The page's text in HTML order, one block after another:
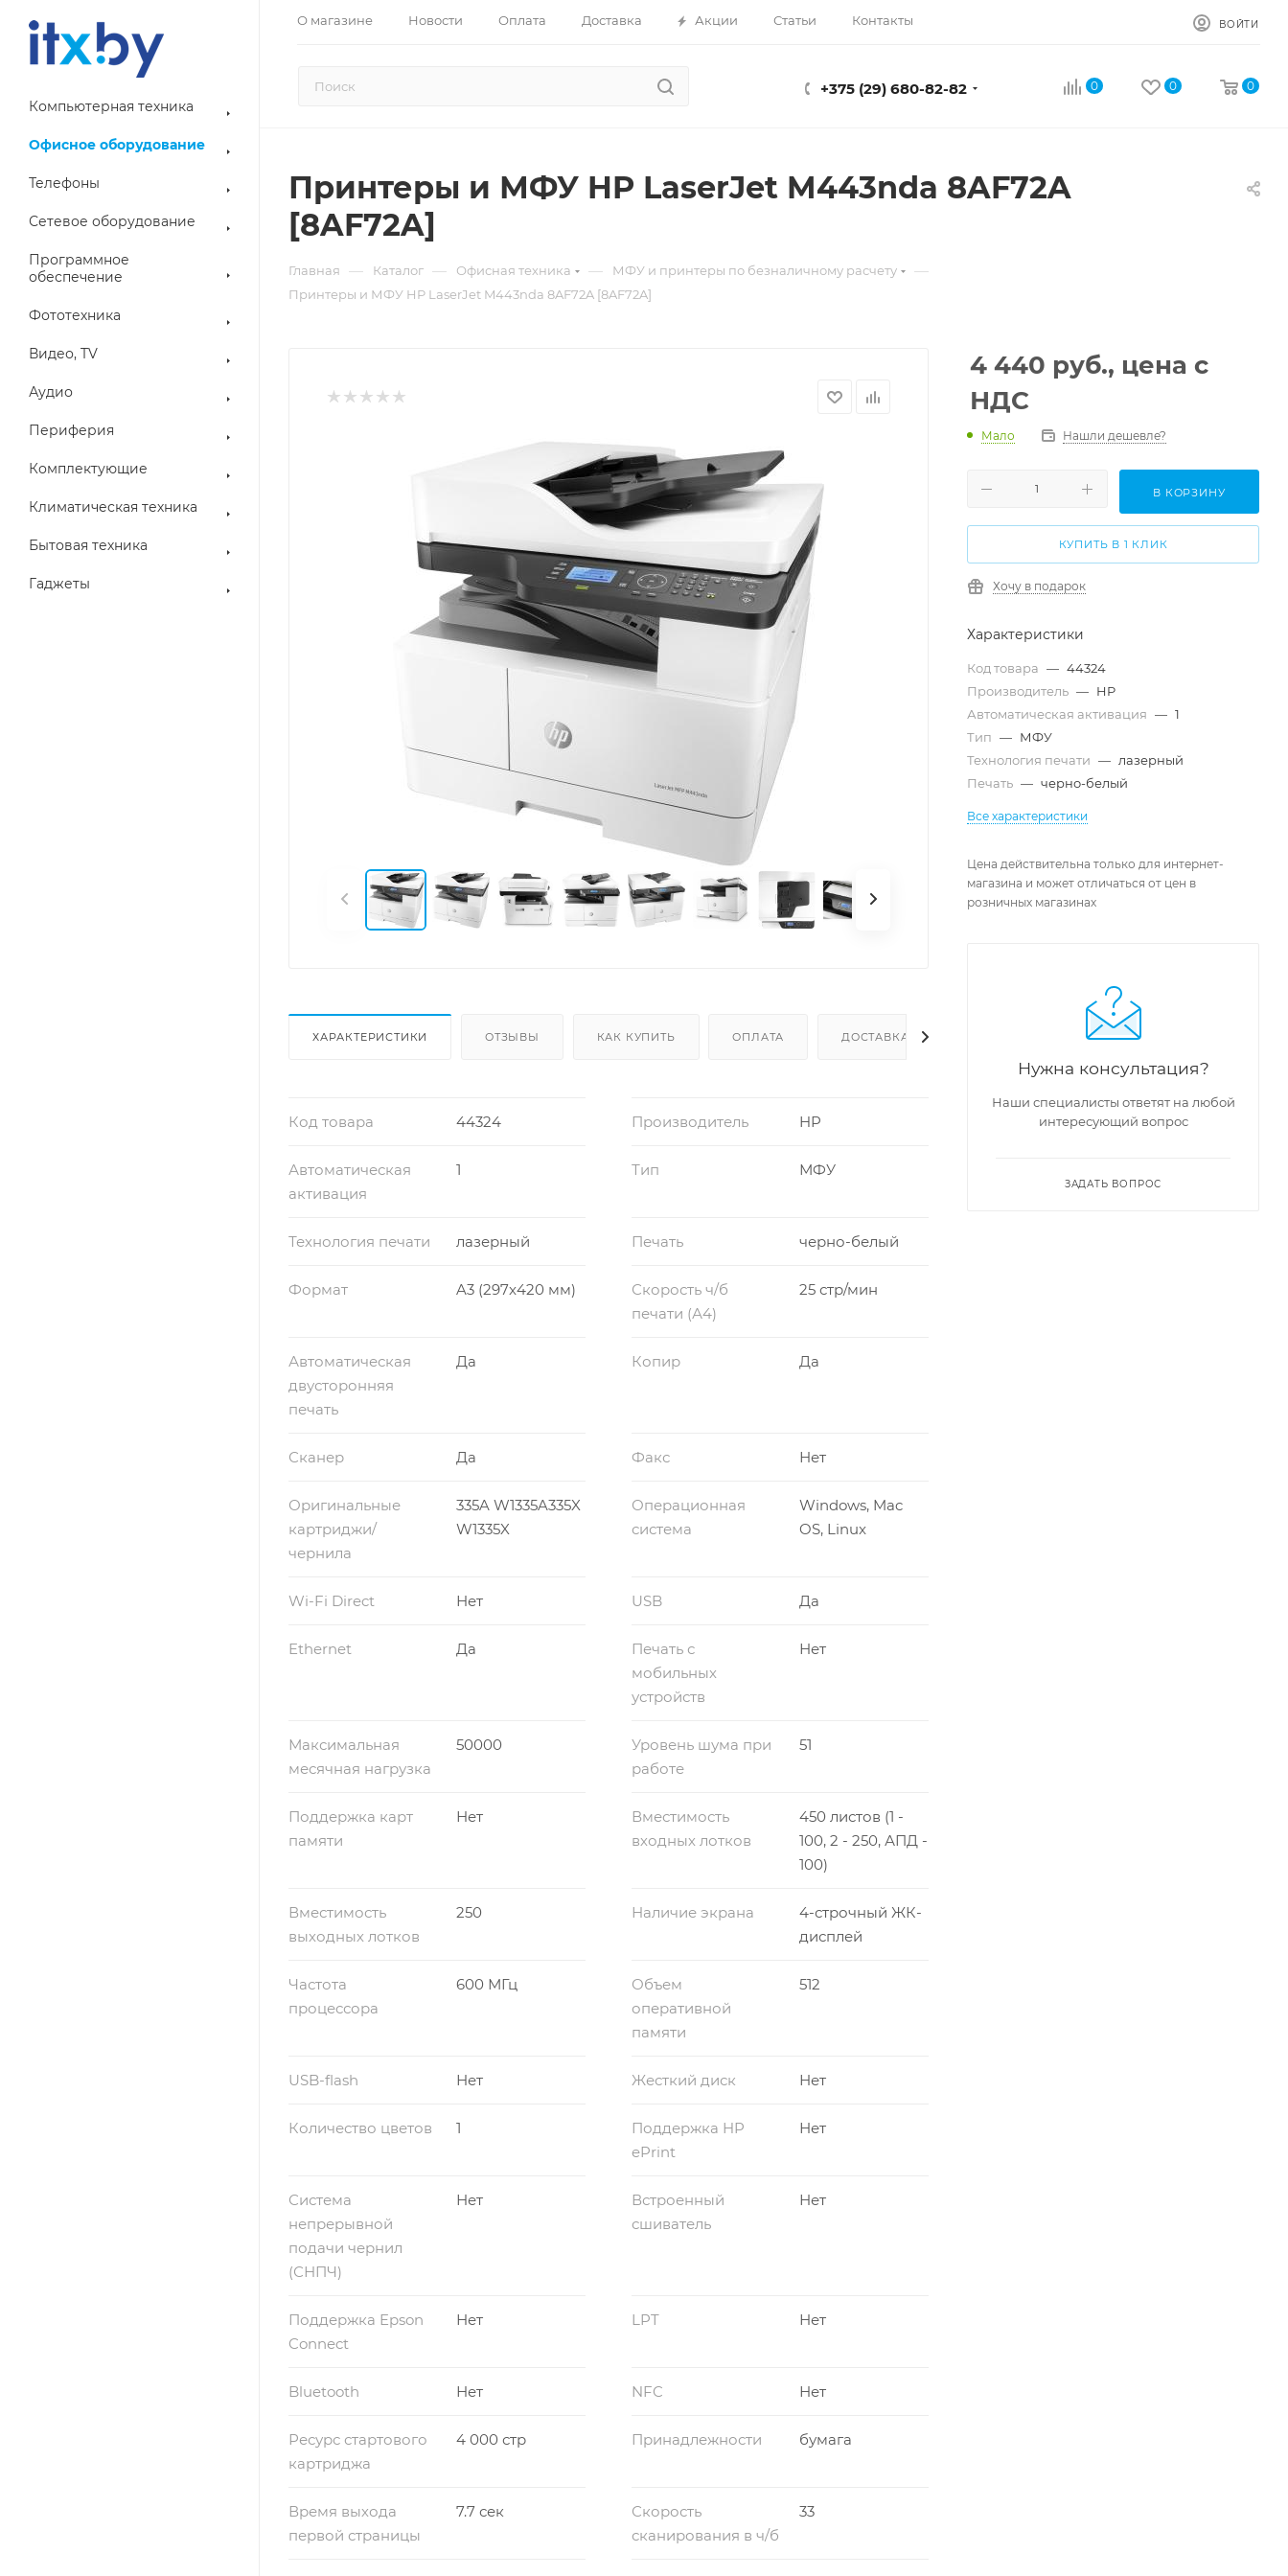
О магазине Новости Оплата Доставка Акции Статьи Контакты ВОЙТИ
+375 (29) 680-82-82 0 0 0
Компьютерная техника
Офисное оборудование
Телефоны
Сетевое оборудование
Программное
обеспечение
Фототехника
Видео, TV
Аудио
Периферия
Комплектующие
Климатическая техника
Бытовая техника
Гаджеты
Принтеры и МФУ HP LaserJet M443nda 8AF72A
[8AF72A]
Главная — Каталог — Офисная техника — МФУ и принтеры по безналичному расчету —
Принтеры и МФУ HP LaserJet M443nda 8AF72A [8AF72A]
ХАРАКТЕРИСТИКИ ОТЗЫВЫ КАК КУПИТЬ ОПЛАТА ДОСТАВКА
Код товара 44324 Производитель HP
Автоматическая
активация
1 Тип МФУ
Технология печати лазерный Печать черно-белый
Формат A3 (297x420 мм)
Скорость ч/б
печати (А4)
25 стр/мин
Автоматическая
двусторонняя
печать
Да Копир Да
Сканер Да Факс Нет
Оригинальные
картриджи/
чернила
335A W1335A335X
W1335X
Операционная
система
Windows, Mac
OS, Linux
Wi-Fi Direct Нет USB Да
Ethernet Да
Печать с
мобильных
устройств
Нет
Максимальная
месячная нагрузка
50000
Уровень шума при
работе
51
Поддержка карт
памяти
Нет
Вместимость
входных лотков
450 листов (1 -
100, 2 - 250, АПД -
100)
Вместимость
выходных лотков
250 Наличие экрана
4-строчный ЖК-
дисплей
Частота
процессора
600 МГц
Объем
оперативной
памяти
512
USB-flash Нет Жесткий диск Нет
Количество цветов 1
Поддержка HP
ePrint
Нет
Система
непрерывной
подачи чернил
(СНПЧ)
Нет
Встроенный
сшиватель
Нет
Поддержка Epson
Connect
Нет LPT Нет
Bluetooth Нет NFC Нет
Ресурс стартового
картриджа
4 000 стр Принадлежности бумага
Время выхода
первой страницы
7.7 сек
Скорость
сканирования в ч/б
33
4 440 руб., цена с
НДС
Мало Нашли дешевле?
В КОРЗИНУ
КУПИТЬ В 1 КЛИК
Хочу в подарок
Характеристики
Код товара — 44324
Производитель — HP
Автоматическая активация — 1
Тип — МФУ
Технология печати — лазерный
Печать — черно-белый
Все характеристики
Цена действительна только для интернет-
магазина и может отличаться от цен в
розничных магазинах
Нужна консультация?
Наши специалисты ответят на любой
интересующий вопрос
ЗАДАТЬ ВОПРОС